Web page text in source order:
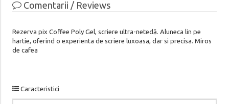
Comentarii / Reviews
Rezerva pix Coffee Poly Gel, scriere ultra-netedă. Aluneca lin pe
hartie, oferind o experienta de scriere luxoasa, dar si precisa. Miros
de cafea
Caracteristici